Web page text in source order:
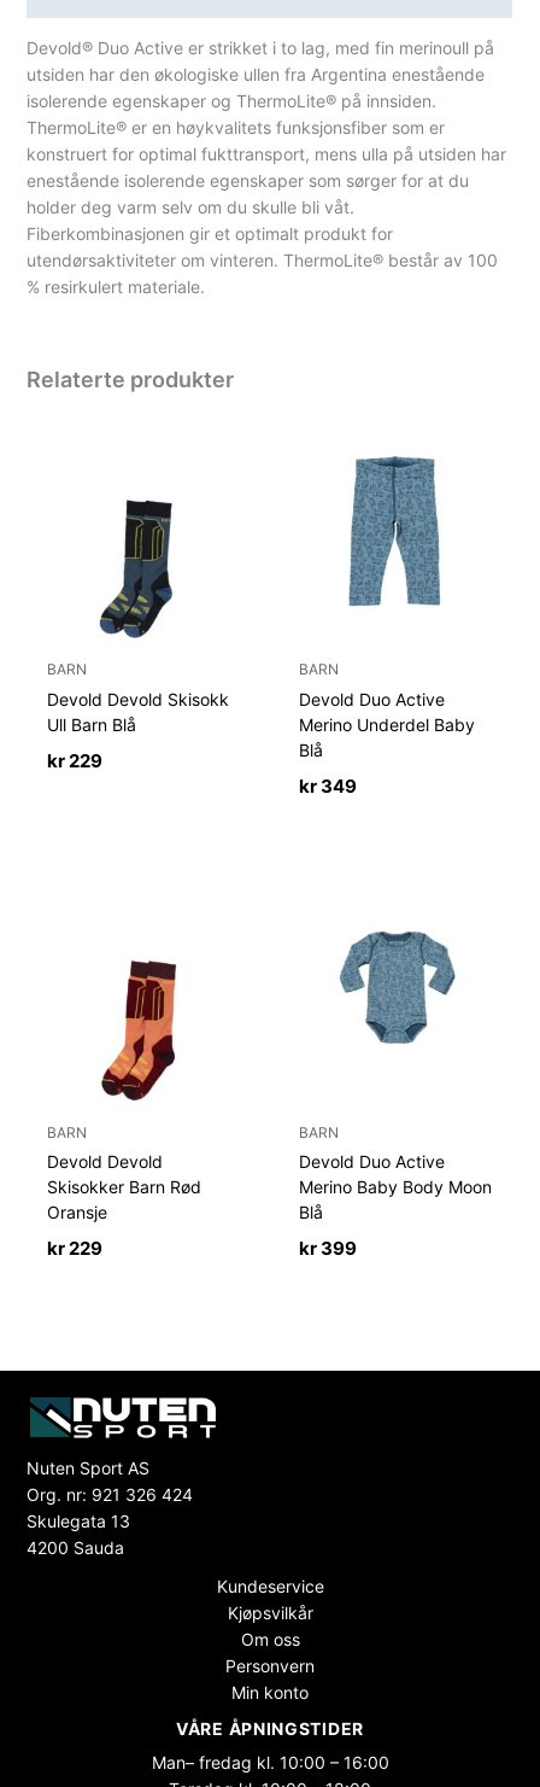
Devold® Duo Active er strikket i to lag, med fin merinoull på
utsiden har den økologiske ullen fra Argentina enestående
isolerende egenskaper og ThermoLite® på innsiden.
ThermoLite® er en høykvalitets funksjonsfiber som er
konstruert for optimal fukttransport, mens ulla på utsiden har
enestående isolerende egenskaper som sørger for at du
holder deg varm selv om du skulle bli våt.
Fiberkombinasjonen gir et optimalt produkt for
utendørsaktiviteter om vinteren. ThermoLite® består av 100
% resirkulert materiale.
Relaterte produkter
BARN
Devold Devold Skisokk
Ull Barn Blå
kr 229
BARN
Devold Duo Active
Merino Underdel Baby
Blå
kr349
BARN
Devold Devold
Skisokker Barn Rød
Oransje
kr229
BARN
Devold Duo Active
Merino Baby Body Moon
Blå
kr399
Nuten Sport AS
Org. nr: 921 326 424
Skulegata 13
4200 Sauda
Kundeservice
Kjøpsvilkår
Om oss
Personvern
Min konto
VÅRE ÅPNINGSTIDER
Man– fredag kl. 10:00 – 16:00